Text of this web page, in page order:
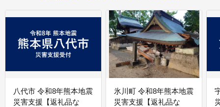
八代市 令和8年熊本地震
災害支援【返礼品な
氷川町 令和8年熊本地震
災害支援【返礼品な